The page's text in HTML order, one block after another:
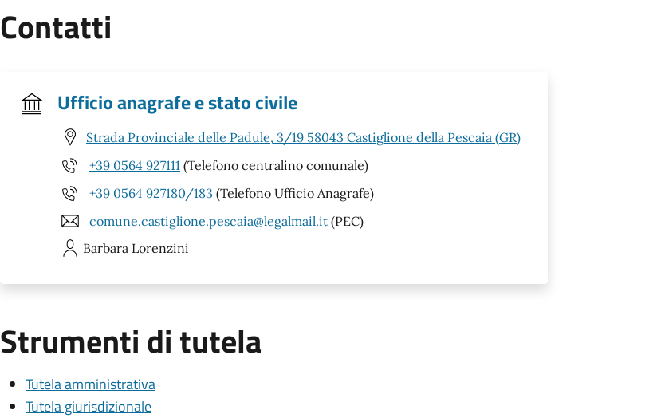
Contatti
Ufficio anagrafe e stato civile
Strada Provinciale delle Padule, 3/19 58043 Castiglione della Pescaia (GR)
+39 0564 927111 (Telefono centralino comunale)
+39 0564 927180/183 (Telefono Ufficio Anagrafe)
comune.castiglione.pescaia@legalmail.it (PEC)
Barbara Lorenzini
Strumenti di tutela
Tutela amministrativa
Tutela giurisdizionale